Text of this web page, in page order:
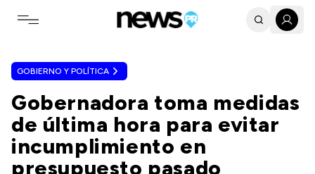
Toggle navigation menu
GOBIERNO Y POLÍTICA
Gobernadora toma medidas
de última hora para evitar
incumplimiento en
presupuesto pasado